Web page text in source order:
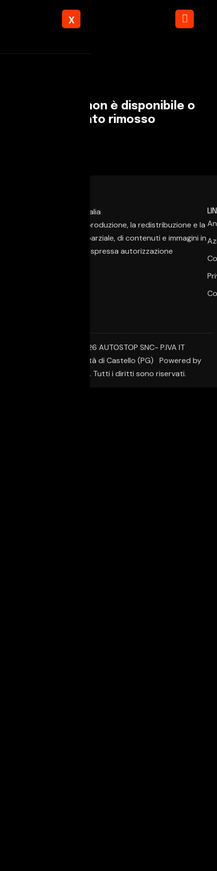
X
L'annuncio non è disponibile o
è stato rimosso
È vietata la copia, la riproduzione, la redistribuzione e la
pubblicazione, anche parziale, di contenuti e immagini in
qualsiasi forma, salvo espressa autorizzazione
© Copyright 2026 AUTOSTOP SNC- P.IVA IT
02650950542 – Città di Castello (PG) Powered by
Creative Agency. Tutti i diritti sono riservati.